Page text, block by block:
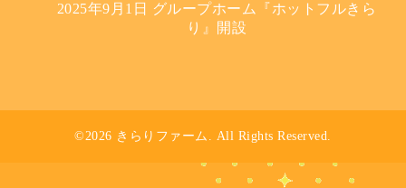
2025年9月1日 グループホーム『ホットフルきら
り』開設
©2026 きらりファーム . All Rights Reserved.